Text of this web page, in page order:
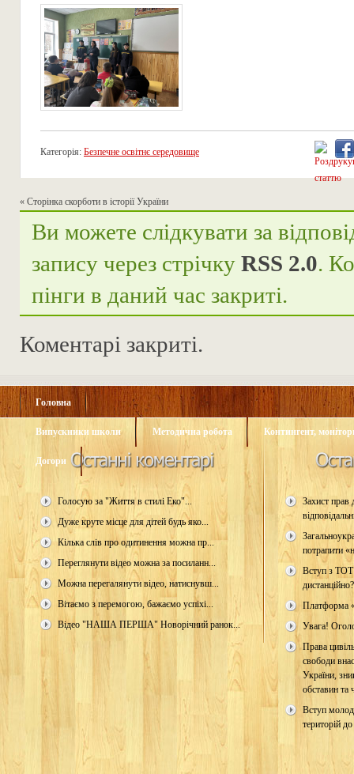
Категорія: Безпечне освітнє середовище
« Сторінка скорботи в історії України
Ви можете слідкувати за
запису через стрічку RSS 2.0.
пінги в даний час закриті.
Коментарі закриті.
Головна
Випускники школи Методична робота Контингент,
Догори
Голосую за "Життя в стилі Еко"...
Дуже круте місце для дітей будь яко...
Кілька слів про одитинення можна пр...
Переглянути відео можна за посиланн...
Можна перегалянути відео, натиснувш...
Вітаємо з перемогою, бажаємо успіхі...
Відео "НАША ПЕРША" Новорічний ранок...
Захист прав
потрапити
Вступ з
дистанційно?
Платформа
Увага!
Права
свободи
України,
обставин та
Вступ
територій